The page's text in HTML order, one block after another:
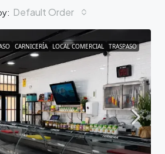
Default Order
CARNICERÍA LOCAL COMERCIAL TRASPASO